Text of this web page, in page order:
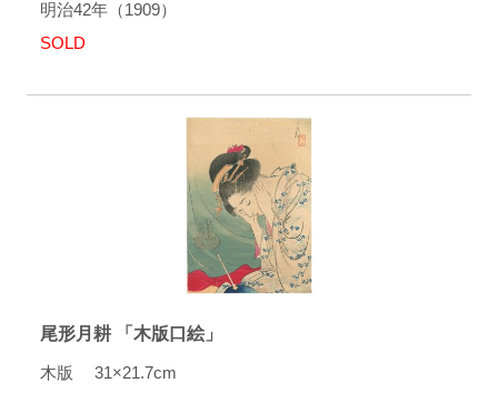
明治42年（1909）
SOLD
尾形月耕 「木版口絵」
木版 31×21.7cm